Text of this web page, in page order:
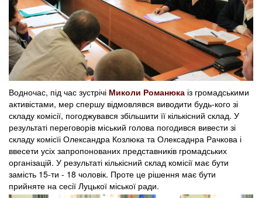
Водночас, під час зустрічі Миколи Романюка із громадськими
активістами, мер спершу відмовлявся виводити будь-кого зі
складу комісії, погоджувався збільшити її кількісний склад. У
результаті переговорів міський голова погодився вивести зі
складу комісїі Олександра Козлюка та Олексаднра Рачкова і
ввесети усіх запропонованих представників громадських
організацій. У результаті кількісний склад комісії має бути
замість 15-ти - 18 чоловік. Проте це рішення має бути
прийняте на сесії Луцької міської ради.